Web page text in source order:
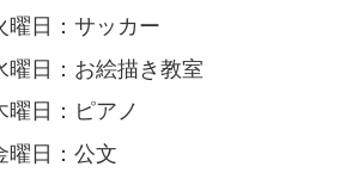
曜日：サッカー
曜日：お絵描き教室
曜日：ピアノ
曜日：公文